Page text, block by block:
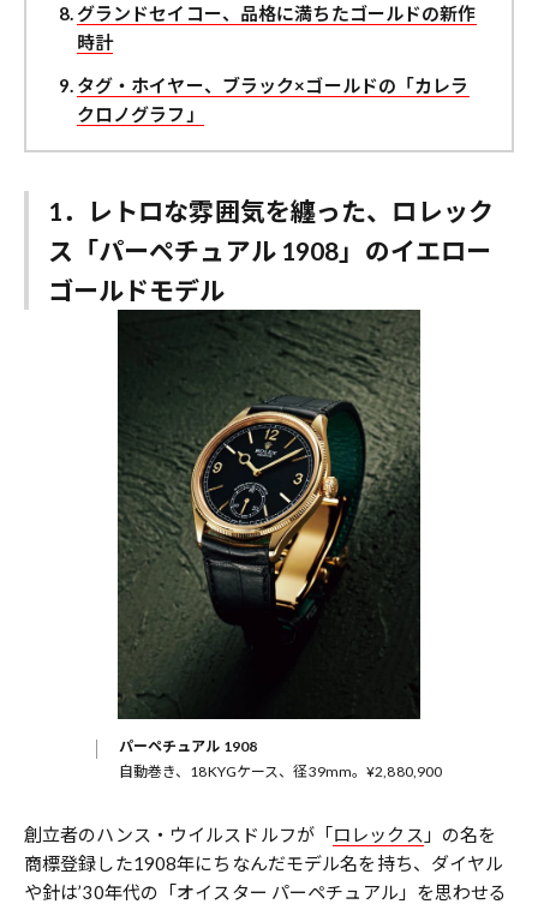
グランドセイコー、品格に満ちたゴールドの新作
時計
タグ・ホイヤー、ブラック×ゴールドの「カレラ
クロノグラフ」
1．レトロな雰囲気を纏った、ロレック
ス「パーペチュアル 1908」のイエロー
ゴールドモデル
パーペチュアル 1908
自動巻き、18KYGケース、径39mm。¥2,880,900
創立者のハンス・ウイルスドルフが「ロレックス 」の名を
商標登録した1908年にちなんだモデル名を持ち、ダイヤル
や針は’30年代の「オイスター パーペチュアル」を思わせる